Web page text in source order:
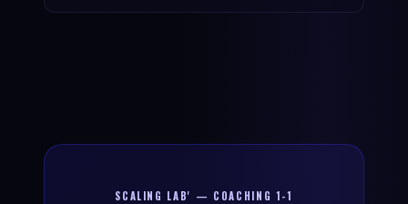
SCALING LAB' — COACHING 1-1